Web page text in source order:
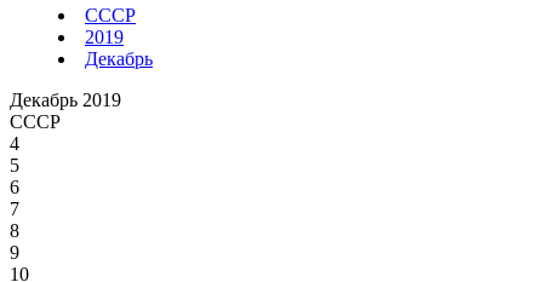
СССР
2019
Декабрь
Декабрь 2019
СССР
4
5
6
7
8
9
10